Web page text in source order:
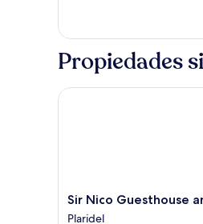
exclusiva
Propiedades
Sir
Nico
Sir Nico Guesthouse
Plaridel
Sir Nico Guesthouse and